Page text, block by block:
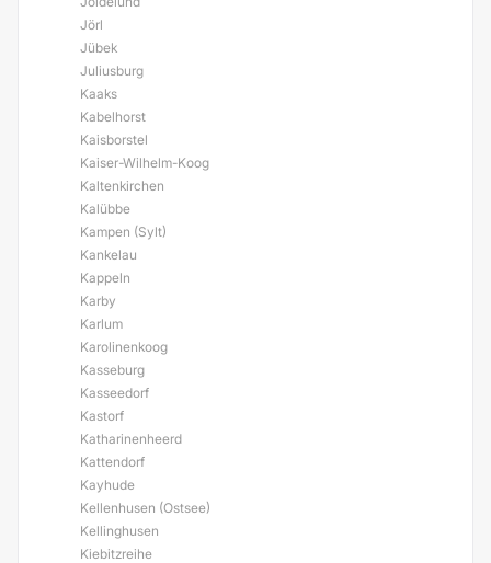
Jörl
Jübek
Juliusburg
Kaaks
Kabelhorst
Kaisborstel
Kaiser-Wilhelm-Koog
Kaltenkirchen
Kalübbe
Kampen (Sylt)
Kankelau
Kappeln
Karby
Karlum
Karolinenkoog
Kasseburg
Kasseedorf
Kastorf
Katharinenheerd
Kattendorf
Kayhude
Kellenhusen (Ostsee)
Kellinghusen
Kiebitzreihe